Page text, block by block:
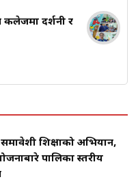
प्रदर्शनी र
शिक्षाको अभियान,
पालिका स्तरीय